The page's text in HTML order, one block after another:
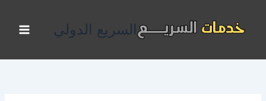
المحتوى
السريع الدولي